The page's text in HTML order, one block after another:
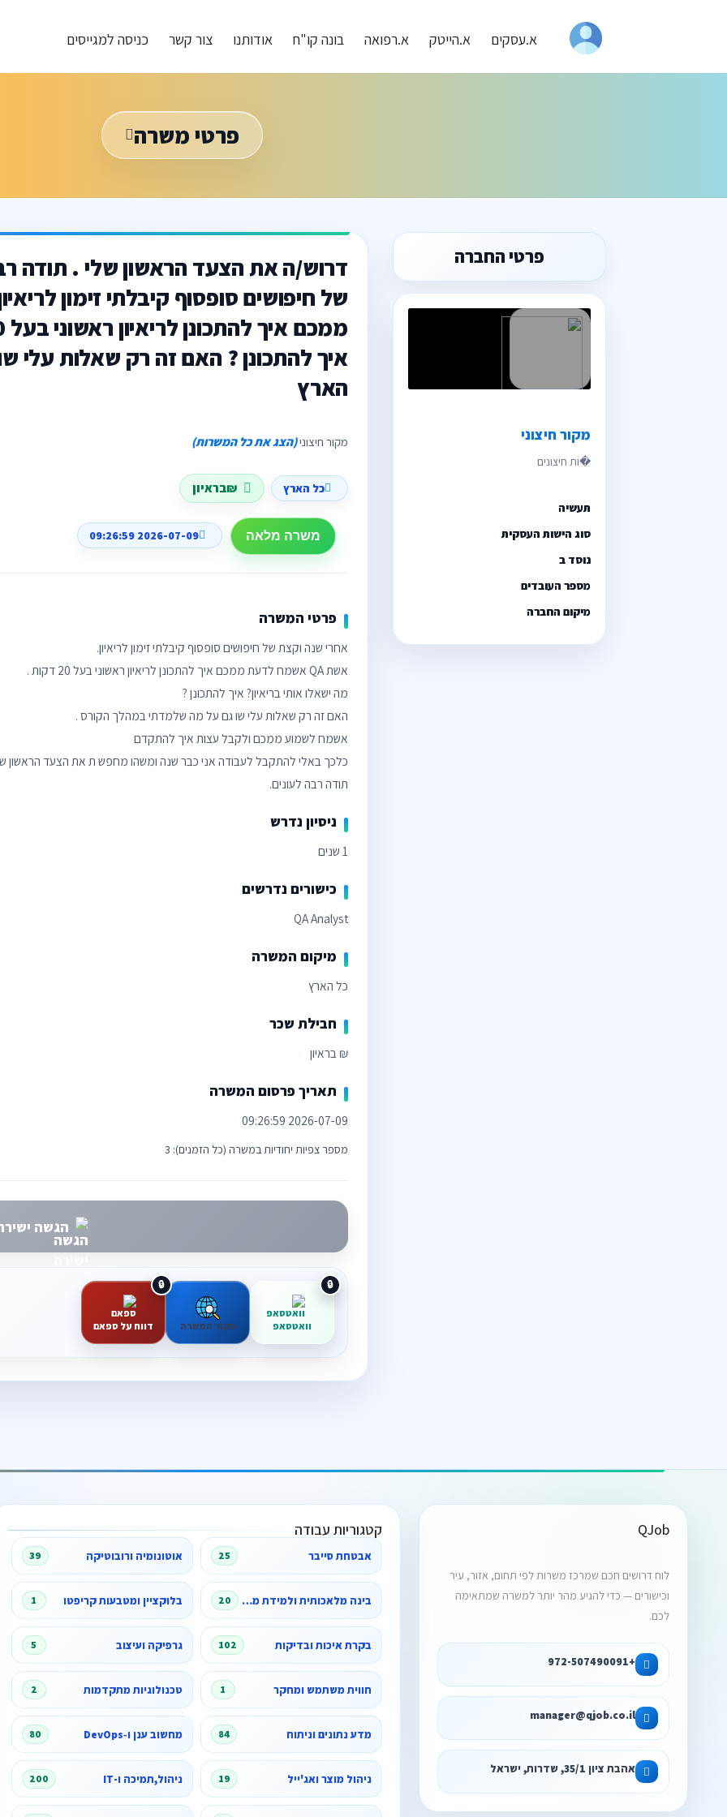
א.עסקים א.הייטק א.רפואה בונה קו"ח אודותנו צור קשר כניסה למגייסים
פרטי משרה
דרוש/ה את הצעד הראשון שלי . תודה
איך להתכונן ? האם זה רק שאלות
הארץ
מקור חיצוני(הצג את כל המשרות)
כל הארץ ₪בראיון
משרה מלאה 2026-07-09 09:26:59
פרטי המשרה
מה ישאלו אותי בריאיון? איך להתכונן ?
אשמח לשמוע ממכם ולקבל עצות איך להתקדם
תודה רבה לעונים.
ניסיון נדרש
1 שנים
כישורים נדרשים
QA Analyst
מיקום המשרה
כל הארץ
חבילת שכר
₪ בראיון
תאריך פרסום המשרה
2026-07-09 09:26:59
מספר צפיות יחודיות במשרה (כל הזמנים): 3
הגשה
וואטסאפ מקור המשרה דווח על ספאם
פרטי החברה
מקור חיצוני
תעשיה
סוג הישות העסקית
נוסד ב
מספר העובדים
מיקום החברה
QJob
לוח דרושים חכם שמרכז משרות לפי תחום, אזור, עיר
וכישורים — כדי להגיע מהר יותר למשרה שמתאימה
לכם.
+972-507490091
manager@qjob.co.il
אהבת ציון 35/1, שדרות, ישראל
קטגוריות עבודה
אבטחת סייבר 25 אוטונומיה ורובוטיקה 39
בינה מלאכותית ולמידת מכונה 20 בלוקציין ומטבעות קריפטו 1
בקרת איכות ובדיקות 102 גרפיקה ועיצוב 5
חווית משתמש ומחקר 1 טכנולוגיות מתקדמות 2
מדע נתונים וניתוח 84 מחשוב ענן ו‑DevOps 80
ניהול מוצר ואג'ייל 19 ניהול,תמיכה ו-IT 200